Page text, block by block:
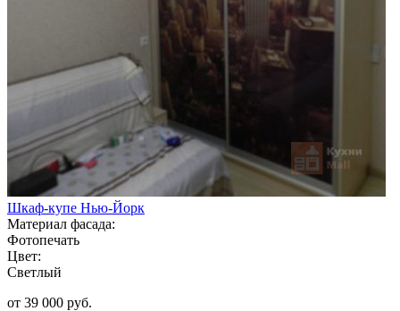
Шкаф-купе Нью-Йорк
Материал фасада:
Фотопечать
Цвет:
Светлый
от 39 000 руб.